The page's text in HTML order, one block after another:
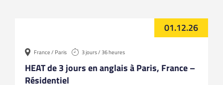
01.12.26
France / Paris 3 jours / 36 heures
HEAT de 3 jours en anglais à Paris, France –
Résidentiel